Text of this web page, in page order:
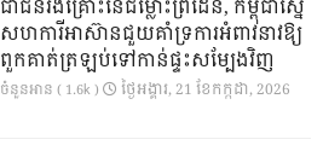
ជាជនរងគ្រោះនៃជម្លោះព្រំដែន, កម្ពុជាស្នើ
សហការីអាស៊ានជួយគាំទ្រការអំពាវនាវឱ្យ
ពួកគាត់ត្រឡប់ទៅកាន់ផ្ទះសម្បែងវិញ
ចំនួនអាន ( 1.6k ) ថ្ងៃ​អង្គារ, 21 ខែ​កក្កដា, 2026